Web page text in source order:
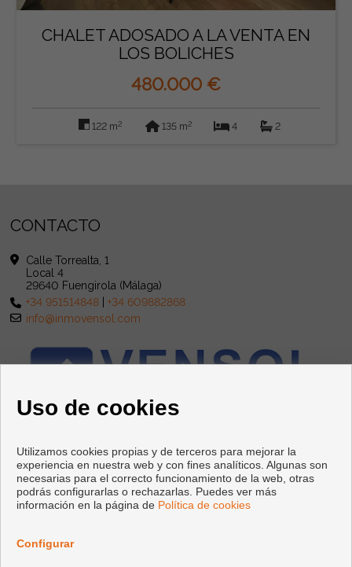
CHALET ADOSADO A LA VENTA EN
LOS BOLICHES
480.000 €
122 m2 135 m2 4 2
CONTACTO
Calle Torrealta, 1
Local 4
29640 Fuengirola (Málaga)
+34 951514848 |+34 609882868
info@inmovensol.com
Uso de cookies
Utilizamos cookies propias y de terceros para mejorar la
experiencia en nuestra web y con fines analíticos. Algunas son
necesarias para el correcto funcionamiento de la web, otras
podrás configurarlas o rechazarlas. Puedes ver más
información en la página de Política de cookies
Configurar